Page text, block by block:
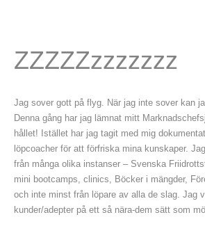
ZZZZZzzzzzzz
Jag sover gott på flyg. När jag inte sover kan
Denna gång har jag lämnat mitt
hållet! Istället har jag tagit med mig
löpcoacher för att förfriska mina kunskaper.
från många olika instanser – Svenska
mini bootcamps, clinics, Böcker i mängder,
och inte minst från löpare av alla de slag. Jag
kunder/adepter på ett så nära-dem sätt som